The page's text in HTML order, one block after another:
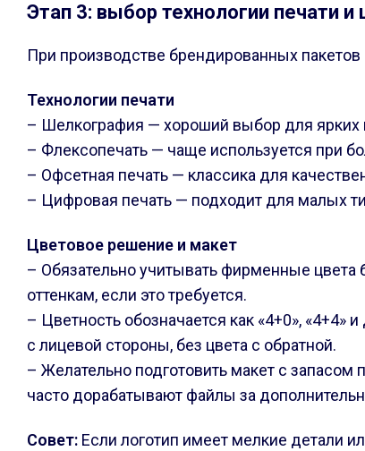
Этап 3: выбор технологии печати
При производстве брендированных пакетов
Технологии печати
– Шелкография — хороший выбор для ярких
– Флексопечать — чаще используется при
– Офсетная печать — классика для
– Цифровая печать — подходит для малых
Цветовое решение и макет
– Обязательно учитывать фирменные цвета
оттенкам, если это требуется.
– Цветность обозначается как «4+0»,
с лицевой стороны, без цвета с обратной.
– Желательно подготовить макет с
часто дорабатывают файлы за
Совет: Если логотип имеет мелкие детали